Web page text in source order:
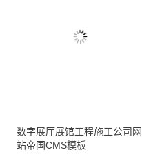
数字展厅展馆工程施工公司网
站帝国CMS模板